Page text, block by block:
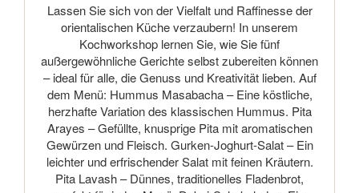
Lassen Sie sich von der Vielfalt und Raffinesse der
orientalischen Küche verzaubern! In unserem
Kochworkshop lernen Sie, wie Sie fünf
außergewöhnliche Gerichte selbst zubereiten können
– ideal für alle, die Genuss und Kreativität lieben. Auf
dem Menü: Hummus Masabacha – Eine köstliche,
herzhafte Variation des klassischen Hummus. Pita
Arayes – Gefüllte, knusprige Pita mit aromatischen
Gewürzen und Fleisch. Gurken-Joghurt-Salat – Ein
leichter und erfrischender Salat mit feinen Kräutern.
Pita Lavash – Dünnes, traditionelles Fladenbrot,